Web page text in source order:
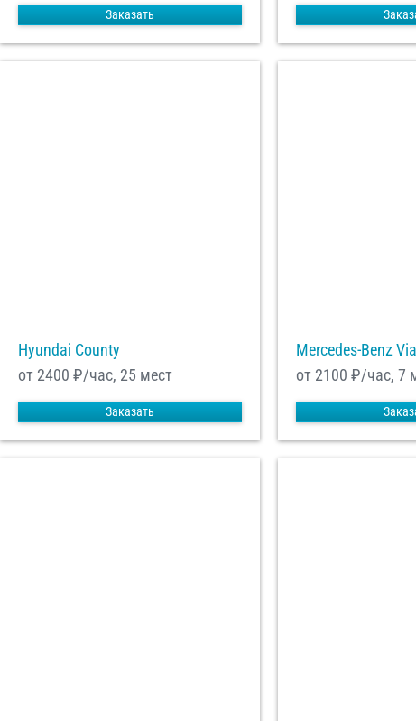
Заказать
Hyundai County
от 2400 ₽/час, 25 мест
Заказать
Mercedes-Benz
от 2100 ₽/час, 7